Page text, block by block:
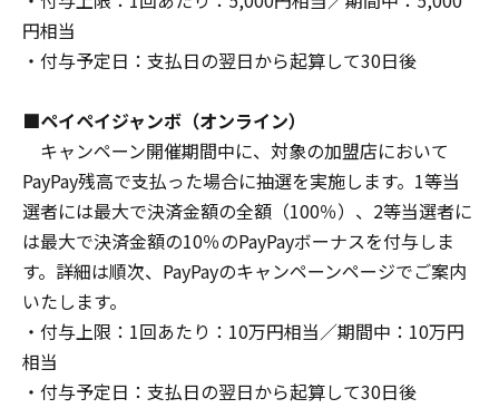
円相当
・付与予定日：支払日の翌日から起算して30日後
■ペイペイジャンボ（オンライン）
キャンペーン開催期間中に、対象の加盟店において
PayPay残高で支払った場合に抽選を実施します。1等当
選者には最大で決済金額の全額（100％）、2等当選者に
は最大で決済金額の10％のPayPayボーナスを付与しま
す。詳細は順次、PayPayのキャンペーンページでご案内
いたします。
・付与上限：1回あたり：10万円相当／期間中：10万円
相当
・付与予定日：支払日の翌日から起算して30日後